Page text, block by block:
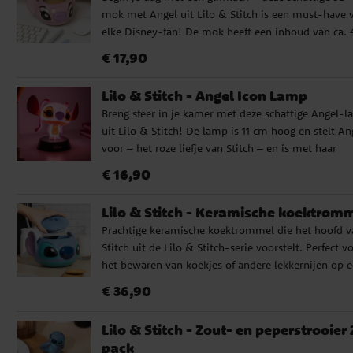
figuur ✔️ Licht in vijf verschillende kleuren ✔️
ca. 17 cm ✔️ Werkt via USB kabel (inbegrepen) of 3
batterijen (niet inbegrepen) ✔️ Officieel gelicentieerd
product
mok met Angel uit Lilo & Stitch is een must-have
elke Disney-fan! De mok heeft een inhoud van ca.
perfect weergeeft. Perfect voor koffie of thee, of
nu dagelijks gebruikt of bewaart in je verzameling –
wordt gegarandeerd een favoriet! ✔️ 3D-ontwerp
Angel uit Lilo & Stitch ✔️ Inhoud ca. 450 ml –
voor koffie of thee ✔️ Alleen handwas – niet geschikt
voor magnetron ✔️ Officieel gelicentieerd Disney-
Prijs:€ 17,90
€ 17,90
Lilo & Stitch - Angel Icon Lamp
Breng sfeer in je kamer met deze schattige Angel-
uit Lilo & Stitch! De lamp is 11 cm hoog en stelt
voor – het roze liefje van Stitch – en is met haar
voor op een bureau, plank of nachtkastje. De lamp
volledig draadloos – dus gemakkelijk overal te
plaatsen. Een leuke decoratie en een perfect
voor iedere Lilo & Stitch-fan. ✔️ 11 cm hoge lamp
Angel uit Lilo & Stitch ✔️ Ideaal als sfeerverlichting
de kinderkamer of het bureau ✔️ Werkt op 2 x AAA-
Officieel gelicentieerd Disney-product
Prijs: € 16,90
€ 16,90
Lilo & Stitch - Keramische
Prachtige keramische koektrommel die het hoofd
Stitch uit de Lilo & Stitch-serie voorstelt. Perfect
het bewaren van koekjes of andere lekkernijen op
hoog en moet met de hand worden afgewassen. Dit
Prijs: € 36,90
€ 36,90
Lilo & Stitch - Zout- en peperstrooier
pack